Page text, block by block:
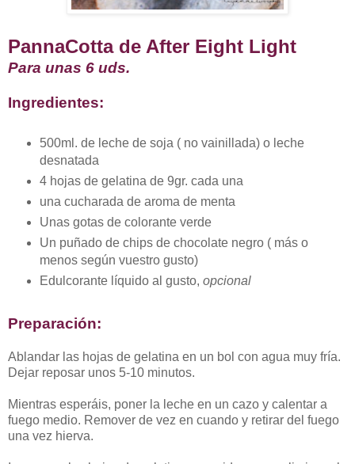
PannaCotta de After Eight Light
Para unas 6 uds.
Ingredientes:
500ml. de leche de soja ( no vainillada) o leche
desnatada
4 hojas de gelatina de 9gr. cada una
una cucharada de aroma de menta
Unas gotas de colorante verde
Un puñado de chips de chocolate negro ( más o
menos según vuestro gusto)
Edulcorante líquido al gusto, opcional
Preparación:
Ablandar las hojas de gelatina en un bol con agua muy fría.
Dejar reposar unos 5-10 minutos.
Mientras esperáis, poner la leche en un cazo y calentar a
fuego medio. Remover de vez en cuando y retirar del fuego
una vez hierva.